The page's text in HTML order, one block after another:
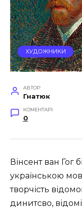
ХУДОЖНИКИ
АВТОР
Гнатюк
КОМЕНТАРІ
0
Вінсент ван Гог
українською
творчість
динитсво,